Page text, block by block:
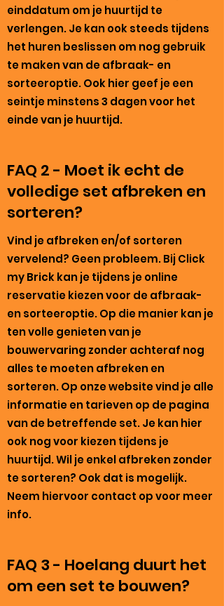
einddatum om je huurtijd te
verlengen. Je kan ook steeds tijdens
het huren beslissen om nog gebruik
te maken van de afbraak- en
sorteeroptie. Ook hier geef je een
seintje minstens 3 dagen voor het
einde van je huurtijd.
FAQ 2 - Moet ik echt de
volledige set afbreken en
sorteren?
Vind je afbreken en/of sorteren
vervelend? Geen probleem. Bij Click
my Brick kan je tijdens je online
reservatie kiezen voor de afbraak-
en sorteeroptie. Op die manier kan je
ten volle genieten van je
bouwervaring zonder achteraf nog
alles te moeten afbreken en
sorteren. Op onze website vind je alle
informatie en tarieven op de pagina
van de betreffende set. Je kan hier
ook nog voor kiezen tijdens je
huurtijd. Wil je enkel afbreken zonder
te sorteren? Ook dat is mogelijk.
Neem hiervoor contact op voor meer
info.
FAQ 3 - Hoelang duurt het
om een set te bouwen?